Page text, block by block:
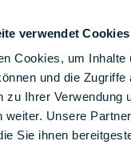
verwendet Cookies
Cookies, um
und die
zu Ihrer Verwendung
weiter. Unsere
Sie ihnen
Nuestras soluciones